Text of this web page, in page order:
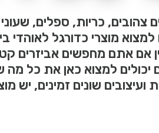
צהובים, כריות, ספלים,
מוצרי כדורגל לאוהדי
אתם מחפשים אביזרים
יכולים למצוא כאן את כל
ועיצובים שונים זמינים, יש